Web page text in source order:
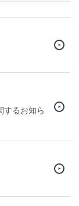
するお知ら